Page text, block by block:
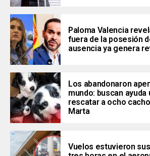
Paloma Valencia
fuera de la posesión
ausencia ya genera
Los abandonaron
mundo: buscan
rescatar a ocho
Marta
Vuelos estuvieron